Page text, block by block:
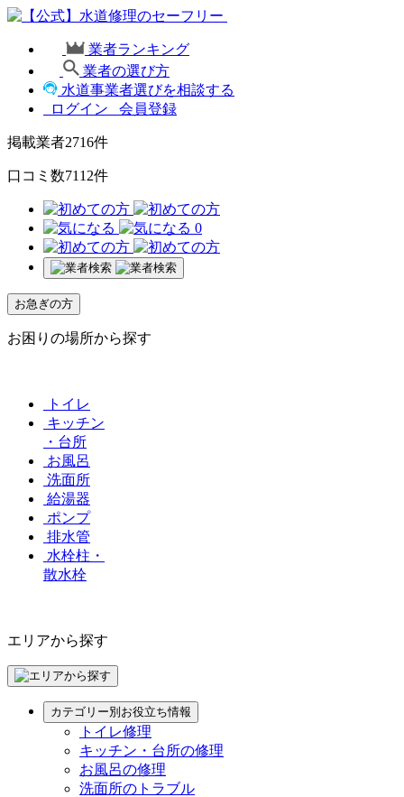
業者ランキング
業者の選び方
水道事業者選びを相談する
ログイン
会員登録
掲載業者2716件
口コミ数7112件
0
お急ぎの方
お困りの場所から探す
トイレ
キッチン
・台所
お風呂
洗面所
給湯器
ポンプ
排水管
水栓柱・
散水栓
エリアから探す
カテゴリー別お役立ち情報
トイレ修理
キッチン・台所の修理
お風呂の修理
洗面所のトラブル